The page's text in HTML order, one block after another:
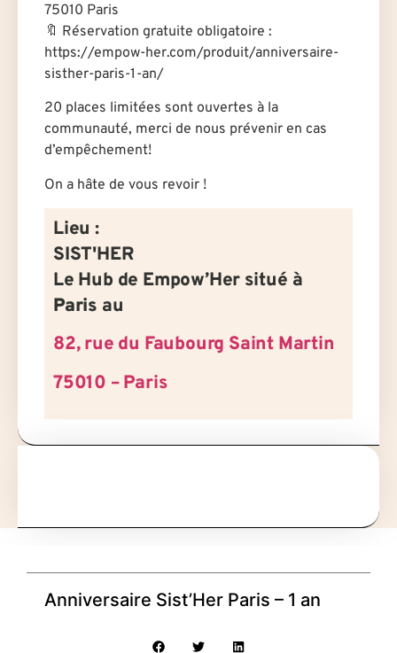
75010 Paris
🔖 Réservation gratuite obligatoire :
https://empow-her.com/produit/anniversaire-
sisther-paris-1-an/
20 places limitées sont ouvertes à la
communauté, merci de nous prévenir en cas
d’empêchement!
On a hâte de vous revoir !
Lieu :
SIST'HER
Le Hub de Empow’Her situé à
Paris au
82, rue du Faubourg Saint Martin
75010 – Paris
Anniversaire Sist’Her Paris – 1 an